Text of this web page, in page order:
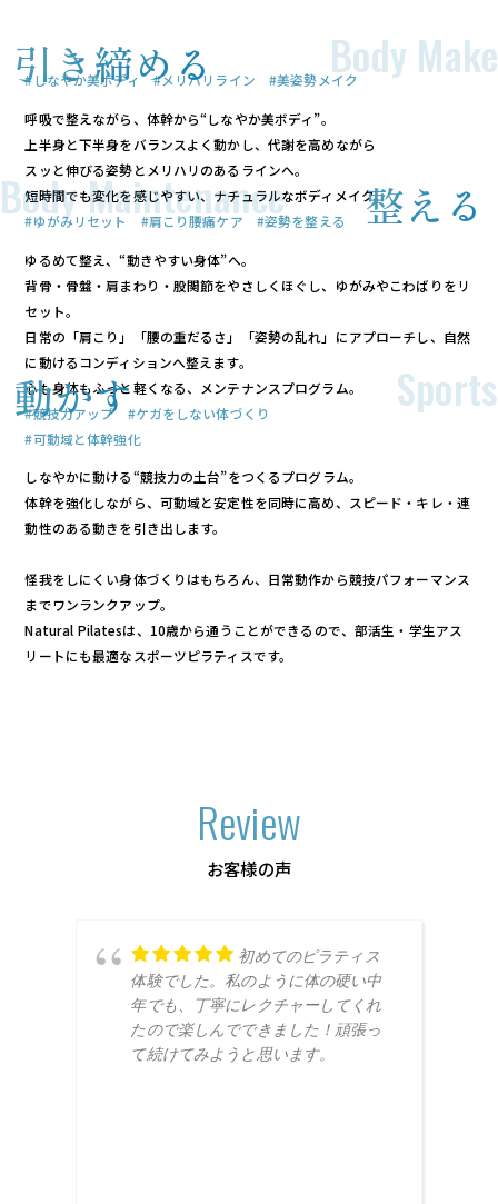
Body Make
引き締める
#しなやか美ボディ #メリハリライン #美姿勢メイク
呼吸で整えながら、体幹から“しなやか美ボディ”。
上半身と下半身をバランスよく動かし、代謝を高めながら
スッと伸びる姿勢とメリハリのあるラインへ。
短時間でも変化を感じやすい、ナチュラルなボディメイク。
Body Maintenance 整える
#ゆがみリセット #肩こり腰痛ケア #姿勢を整える
ゆるめて整え、“動きやすい身体”へ。
背骨・骨盤・肩まわり・股関節をやさしくほぐし、ゆがみやこわばりをリ
セット。
日常の「肩こり」「腰の重だるさ」「姿勢の乱れ」にアプローチし、自然
に動けるコンディションへ整えます。
心も身体もふっと軽くなる、メンテナンスプログラム。
Sports
動かす
#競技力アップ #ケガをしない体づくり
#可動域と体幹強化
しなやかに動ける“競技力の土台”をつくるプログラム。
体幹を強化しながら、可動域と安定性を同時に高め、スピード・キレ・連
動性のある動きを引き出します。
怪我をしにくい身体づくりはもちろん、日常動作から競技パフォーマンス
までワンランクアップ。
Natural Pilatesは、10歳から通うことができるので、部活生・学生アス
リートにも最適なスポーツピラティスです。
Review
お客様の声
初めてのピラティス
体験でした。私のように体の硬い中
年でも、丁寧にレクチャーしてくれ
たので楽しんでできました！頑張っ
て続けてみようと思います。